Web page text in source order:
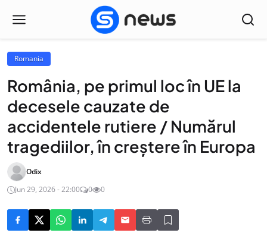
Romania
România, pe primul loc în UE la
decesele cauzate de
accidentele rutiere / Numărul
tragediilor, în creștere în Europa
Odix
Jun 29, 2026 - 22:00
0 0